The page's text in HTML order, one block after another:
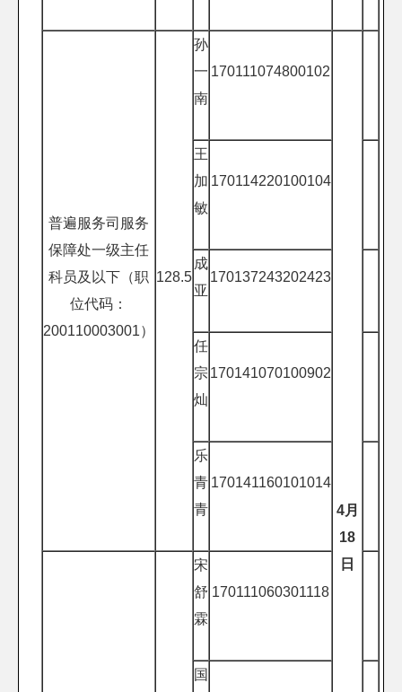
普遍服务司服务
保障处一级主任
科员及以下（职
位代码：
200110003001）
128.5
孙
一
南
170111074800102
4月
18
日
王
加
敏
170114220100104
成
亚
170137243202423
任
宗
灿
170141070100902
乐
青
青
170141160101014
宋
舒
霖
170111060301118
国